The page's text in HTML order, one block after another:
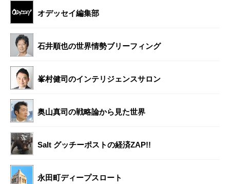
オデッセイ編集部
石井順也の世界情勢ブリーフィング
峯村健司のインテリジェンスサロン
奥山真司の戦略論から見た世界
Salt グッチーポストの経済ZAP!!
永田町ディープスロート